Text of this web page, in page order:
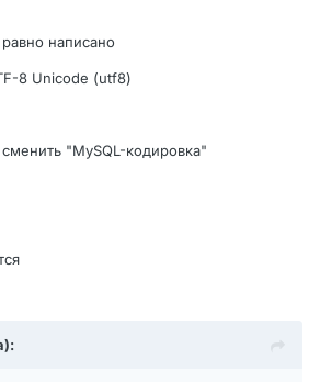
написано
8 Unicode (utf8)
"MySQL-кодировка"